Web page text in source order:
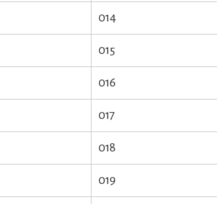
014
015
016
017
018
019